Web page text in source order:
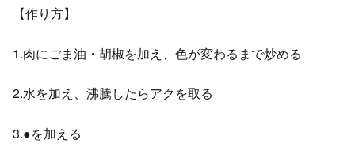
【作り方】
1.肉にごま油・胡椒を加え、色が変わるまで炒める
2.水を加え、沸騰したらアクを取る
3.●を加える